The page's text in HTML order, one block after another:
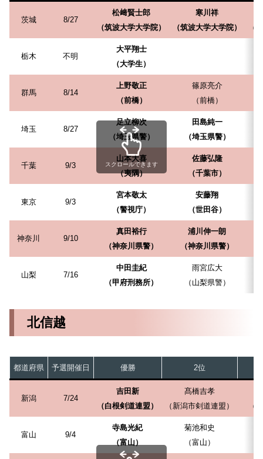
茨城 8/27
松﨑賢士郎
（筑波大学大学院）
寒川祥
（筑波大学大学院）
（
栃木 不明
大平翔士
（大学生）
群馬 8/14
上野敬正
（前橋）
篠原亮介
（前橋）
埼玉 8/27
足立柳次
（埼玉県警）
田島純一
（埼玉県警）
千葉 9/3
山本大喜
（夷隅）
佐藤弘隆
（千葉市）
東京 9/3
宮本敬太
（警視庁）
安藤翔
（世田谷）
神奈川 9/10
真田裕行
（神奈川県警）
浦川伸一朗
（神奈川県警）
山梨 7/16
中田圭紀
（甲府刑務所）
雨宮広大
（山梨県警）
スクロールできます
北信越
都道府県 予選開催日 優勝 2位
新潟 7/24
吉田新
（白根剣道連盟）
髙橋吉孝
（新潟市剣道連盟）
（
富山 9/4
寺島光紀
（富山）
菊池和史
（富山）